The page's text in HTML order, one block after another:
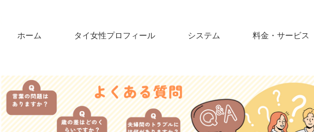
ホーム タイ女性プロフィール システム 料金・サービス